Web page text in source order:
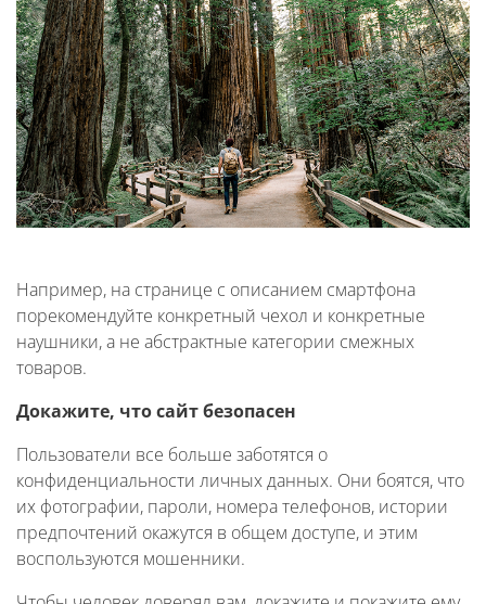
Например, на странице с описанием смартфона
порекомендуйте конкретный чехол и конкретные
наушники, а не абстрактные категории смежных
товаров.
Докажите, что сайт безопасен
Пользователи все больше заботятся о
конфиденциальности личных данных. Они боятся, что
их фотографии, пароли, номера телефонов, истории
предпочтений окажутся в общем доступе, и этим
воспользуются мошенники.